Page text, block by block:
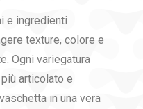
e ingredienti
texture, colore e
Ogni variegatura
articolato e
in una vera